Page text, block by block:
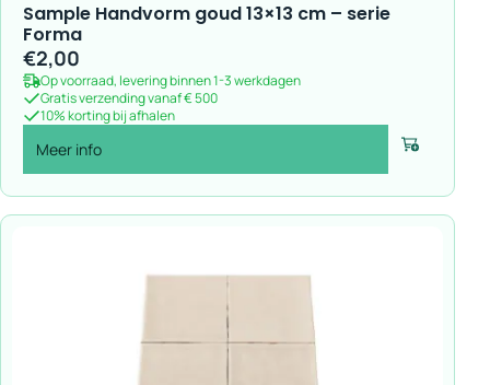
Sample Handvorm goud 13×13 cm – serie
Forma
€2,00
Op voorraad, levering binnen 1-3 werkdagen
Gratis verzending vanaf € 500
10% korting bij afhalen
Meer info Voeg toe